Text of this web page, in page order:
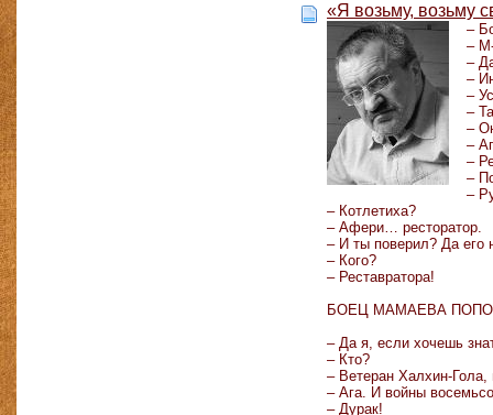
«Я возьму, возьму
–
–
–
–
–
–
–
–
–
–
–
– Котлетиха?
– Афери… ресторатор.
– И ты поверил? Да его
– Кого?
– Реставратора!
БОЕЦ МАМАЕВА
– Да я, если хочешь
– Кто?
– Ветеран Халхин-Гола,
– Ага. И войны
– Дурак!